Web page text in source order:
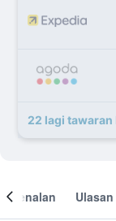
22 lagi tawaran
Ulasan